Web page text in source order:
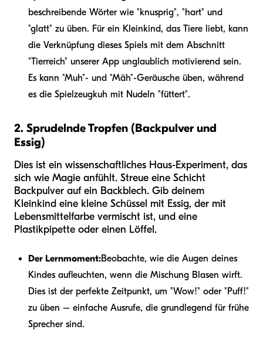
beschreibende Wörter wie "knusprig", "hart" und
"glatt" zu üben. Für ein Kleinkind, das Tiere liebt, kann
die Verknüpfung dieses Spiels mit dem Abschnitt
"Tierreich" unserer App unglaublich motivierend sein.
Es kann "Muh"- und "Mäh"-Geräusche üben, während
es die Spielzeugkuh mit Nudeln "füttert".
2. Sprudelnde Tropfen (Backpulver und
Essig)
Dies ist ein wissenschaftliches Haus-Experiment, das
sich wie Magie anfühlt. Streue eine Schicht
Backpulver auf ein Backblech. Gib deinem
Kleinkind eine kleine Schüssel mit Essig, der mit
Lebensmittelfarbe vermischt ist, und eine
Plastikpipette oder einen Löffel.
Der Lernmoment:Beobachte, wie die Augen deines
Kindes aufleuchten, wenn die Mischung Blasen wirft.
Dies ist der perfekte Zeitpunkt, um "Wow!" oder "Puff!"
zu üben – einfache Ausrufe, die grundlegend für frühe
Sprecher sind.